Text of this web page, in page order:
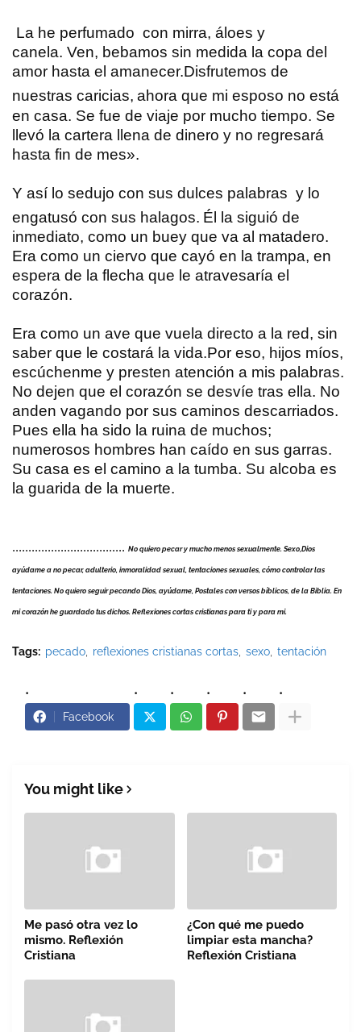
La he perfumado con mirra, áloes y
canela. Ven, bebamos sin medida la copa del
amor hasta el amanecer.Disfrutemos de
nuestras caricias, ahora que mi esposo no está
en casa. Se fue de viaje por mucho tiempo. Se
llevó la cartera llena de dinero y no regresará
hasta fin de mes».
Y así lo sedujo con sus dulces palabras y lo
engatusó con sus halagos. Él la siguió de
inmediato, como un buey que va al matadero.
Era como un ciervo que cayó en la trampa, en
espera de la flecha que le atravesaría el
corazón.
Era como un ave que vuela directo a la red, sin
saber que le costará la vida.Por eso, hijos míos,
escúchenme y presten atención a mis palabras.
No dejen que el corazón se desvíe tras ella. No
anden vagando por sus caminos descarriados.
Pues ella ha sido la ruina de muchos;
numerosos hombres han caído en sus garras.
Su casa es el camino a la tumba. Su alcoba es
la guarida de la muerte.
................................... No quiero pecar y mucho menos sexualmente. Sexo,Dios
ayúdame a no pecar, adulterio, inmoralidad sexual, tentaciones sexuales, cómo controlar las
tentaciones. No quiero seguir pecando Dios, ayúdame, Postales con versos bíblicos, de la Biblia. En
mi corazón he guardado tus dichos. Reflexiones cortas cristianas para ti y para mi.
Tags: pecado reflexiones cristianas cortas sexo tentación
Facebook
You might like
Me pasó otra vez lo
mismo. Reflexión
Cristiana
¿Con qué me puedo
limpiar esta mancha?
Reflexión Cristiana